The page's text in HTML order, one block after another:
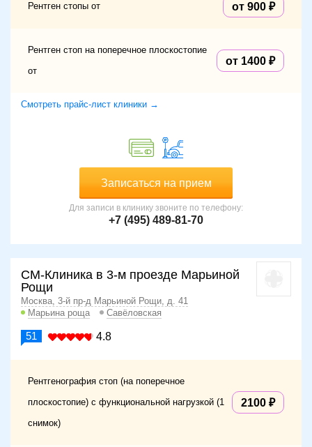
Рентген стопы от от 900
Рентген стоп на поперечное плоскостопие
от
от 1400
Смотреть прайс-лист клиники →
Записаться на прием
Для записи в клинику звоните по телефону:
+7 (495) 489-81-70
СМ-Клиника в 3-м проезде Марьиной
Рощи
Москва, 3-й пр-д Марьиной Рощи, д. 41
Марьина роща
Савёловская
51 4.8
Рентгенография стоп (на поперечное
плоскостопие) с функциональной нагрузкой (1
снимок)
2100